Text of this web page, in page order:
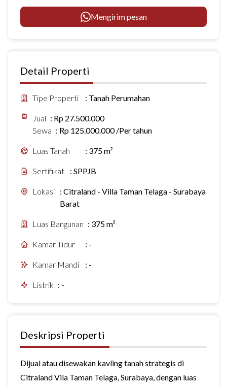
Mengirim pesan
Detail Properti
Tipe Properti : Tanah Perumahan
Jual : Rp 27.500.000
Sewa : Rp 125.000.000 /Per tahun
Luas Tanah : 375 m²
Sertifikat : SPPJB
Lokasi : Citraland - Villa Taman Telaga - Surabaya
Barat
Luas Bangunan : 375 m²
Kamar Tidur : -
Kamar Mandi : -
Listrik : -
Deskripsi Properti
Dijual atau disewakan kavling tanah strategis di
Citraland Vila Taman Telaga, Surabaya, dengan luas